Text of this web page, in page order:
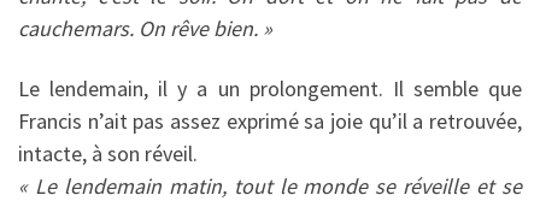
cauchemars. On rêve bien. »
Le lendemain, il y a un prolongement. Il semble que
Francis n’ait pas assez exprimé sa joie qu’il a retrouvée,
intacte, à son réveil.
« Le lendemain matin, tout le monde se réveille et se